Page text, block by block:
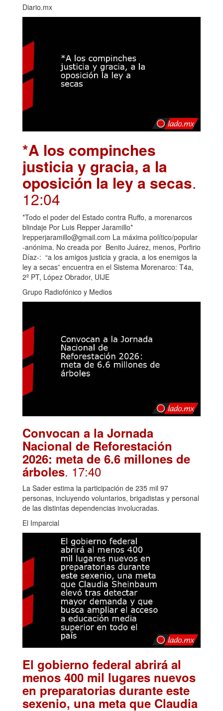
Diario.mx
*A los compinches
justicia y gracia, a la
oposición la ley a secas.
12:04
*Todo el poder del Estado contra Ruffo, a morenarcos
blindaje Por Luis Repper Jaramillo*
lrepperjaramillo@gmail.com La máxima político/popular
-anónima. No creada por Benito Juárez, menos, Porfirio
Díaz-: “a los amigos justicia y gracia, a los enemigos la
ley a secas” encuentra en el Sistema Morenarco: T4a,
2º PT, López Obrador, UIJE
Grupo Radiofónico y Medios
Convocan a la Jornada
Nacional de Reforestación
2026: meta de 6.6 millones de
árboles. 17:40
La Sader estima la participación de 235 mil 97
personas, incluyendo voluntarios, brigadistas y personal
de las distintas dependencias involucradas.
El Imparcial
El gobierno federal abrirá al
menos 400 mil lugares nuevos
en preparatorias durante este
sexenio, una meta que Claudia